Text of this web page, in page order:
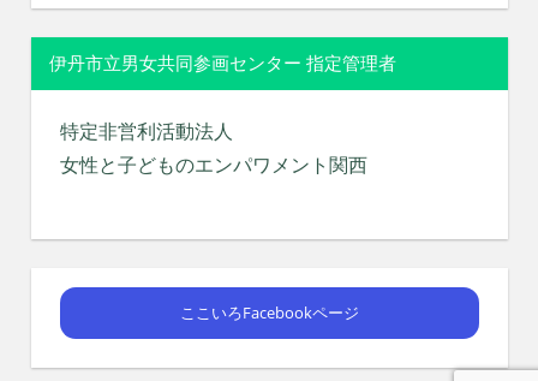
伊丹市立男女共同参画センター 指定管理者
特定非営利活動法人
女性と子どものエンパワメント関西
ここいろFacebookページ